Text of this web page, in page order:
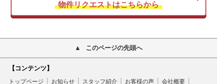
物件リクエストはこちらから
このページの先頭へ
【コンテンツ】
トップページ お知らせ スタッフ紹介 お客様の声
会社概要